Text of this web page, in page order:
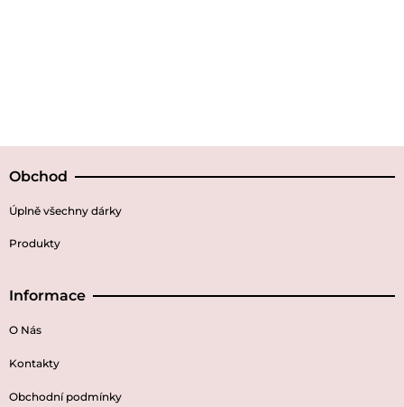
Obchod
Úplně všechny dárky
Produkty
Informace
O Nás
Kontakty
Obchodní podmínky